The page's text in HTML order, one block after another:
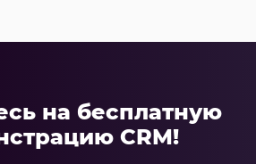
на бесплатную
CRM!